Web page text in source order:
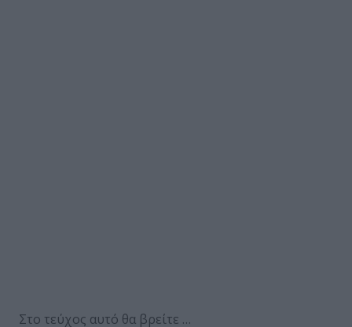
Στο τεύχος αυτό θα βρείτε …